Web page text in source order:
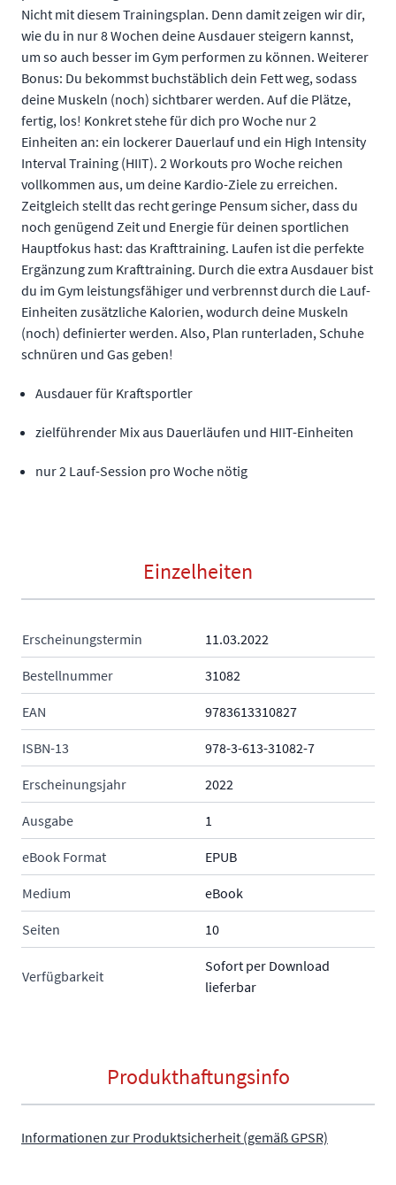
Nicht mit diesem Trainingsplan. Denn damit zeigen wir dir,
wie du in nur 8 Wochen deine Ausdauer steigern kannst,
um so auch besser im Gym performen zu können. Weiterer
Bonus: Du bekommst buchstäblich dein Fett weg, sodass
deine Muskeln (noch) sichtbarer werden. Auf die Plätze,
fertig, los! Konkret stehe für dich pro Woche nur 2
Einheiten an: ein lockerer Dauerlauf und ein High Intensity
Interval Training (HIIT). 2 Workouts pro Woche reichen
vollkommen aus, um deine Kardio-Ziele zu erreichen.
Zeitgleich stellt das recht geringe Pensum sicher, dass du
noch genügend Zeit und Energie für deinen sportlichen
Hauptfokus hast: das Krafttraining. Laufen ist die perfekte
Ergänzung zum Krafttraining. Durch die extra Ausdauer bist
du im Gym leistungsfähiger und verbrennst durch die Lauf-
Einheiten zusätzliche Kalorien, wodurch deine Muskeln
(noch) definierter werden. Also, Plan runterladen, Schuhe
schnüren und Gas geben!
Ausdauer für Kraftsportler
zielführender Mix aus Dauerläufen und HIIT-Einheiten
nur 2 Lauf-Session pro Woche nötig
Einzelheiten
Erscheinungstermin 11.03.2022
Bestellnummer 31082
EAN 9783613310827
ISBN-13 978-3-613-31082-7
Erscheinungsjahr 2022
Ausgabe 1
eBook Format EPUB
Medium eBook
Seiten 10
Verfügbarkeit
Sofort per Download
lieferbar
Produkthaftungsinfo
Informationen zur Produktsicherheit (gemäß GPSR)